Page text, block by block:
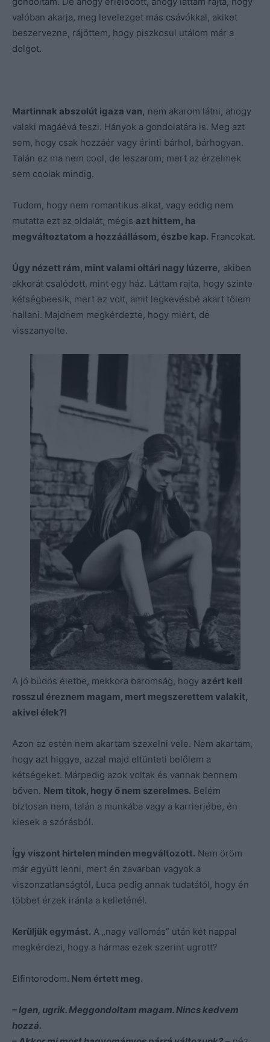
valóban akarja, meg levelezget más csávókkal, akiket
beszervezne, rájöttem, hogy piszkosul utálom már a
dolgot.
Martinnak abszolút igaza van, nem akarom látni, ahogy
valaki magáévá teszi. Hányok a gondolatára is. Meg azt
sem, hogy csak hozzáér vagy érinti bárhol, bárhogyan.
Talán ez ma nem cool, de leszarom, mert az érzelmek
sem coolak mindig.
Tudom, hogy nem romantikus alkat, vagy eddig nem
mutatta ezt az oldalát, mégis azt hittem, ha
megváltoztatom a hozzáállásom, észbe kap. Francokat.
Úgy nézett rám, mint valami oltári nagy lúzerre, akiben
akkorát csalódott, mint egy ház. Láttam rajta, hogy szinte
kétségbeesik, mert ez volt, amit legkevésbé akart tőlem
hallani. Majdnem megkérdezte, hogy miért, de
visszanyelte.
A jó büdös életbe, mekkora baromság, hogy azért kell
rosszul éreznem magam, mert megszerettem valakit,
akivel élek?!
Azon az estén nem akartam szexelni vele. Nem akartam,
hogy azt higgye, azzal majd eltünteti belőlem a
kétségeket. Márpedig azok voltak és vannak bennem
bőven. Nem titok, hogy ő nem szerelmes. Belém
biztosan nem, talán a munkába vagy a karrierjébe, én
kiesek a szórásból.
Így viszont hirtelen minden megváltozott. Nem öröm
már együtt lenni, mert én zavarban vagyok a
viszonzatlanságtól, Luca pedig annak tudatától, hogy én
többet érzek iránta a kelleténél.
Kerüljük egymást. A „nagy vallomás” után két nappal
megkérdezi, hogy a hármas ezek szerint ugrott?
Elfintorodom. Nem értett meg.
– Igen, ugrik. Meggondoltam magam. Nincs kedvem
hozzá.